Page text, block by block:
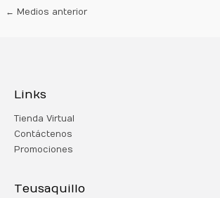
← Medios anterior
Links
Tienda Virtual
Contáctenos
Promociones
Teusaquillo